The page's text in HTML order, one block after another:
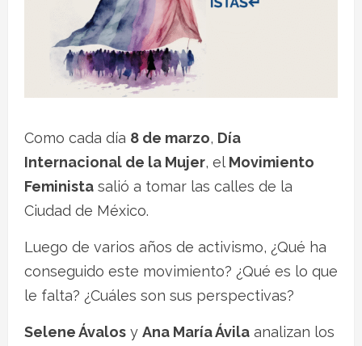
Como cada día 8 de marzo, Día
Internacional de la Mujer, el Movimiento
Feminista salió a tomar las calles de la
Ciudad de México.
Luego de varios años de activismo, ¿Qué ha
conseguido este movimiento? ¿Qué es lo que
le falta? ¿Cuáles son sus perspectivas?
Selene Ávalos y Ana María Ávila analizan los